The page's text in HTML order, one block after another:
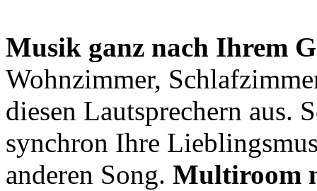
Musik ganz nach Ihrem
Wohnzimmer,
diesen Lautsprechern aus.
synchron Ihre
anderen Song. Multiroom